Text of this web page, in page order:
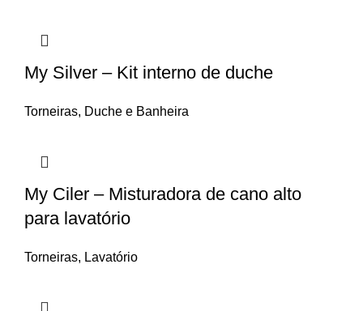
My Silver – Kit interno de duche
Torneiras, Duche e Banheira
My Ciler – Misturadora de cano alto
para lavatório
Torneiras, Lavatório